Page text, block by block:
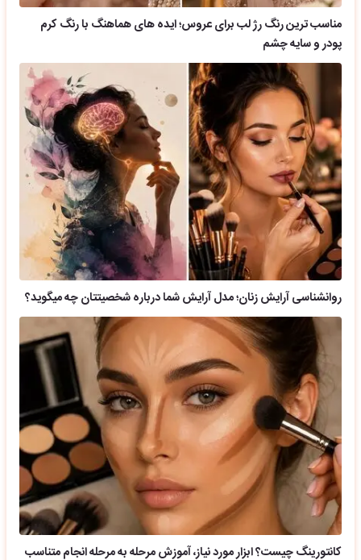
مناسب ترین رنگ رژ لب برای عروس؛ ایده های هماهنگ با رنگ کرم
پودر و سایه چشم
روانشناسی آرایش زنان؛ مدل آرایش شما درباره شخصیتتان چه میگوید؟
کانتورینگ چیست؟ ابزار مورد نیاز، آموزش مرحله به مرحله انجام متناسب